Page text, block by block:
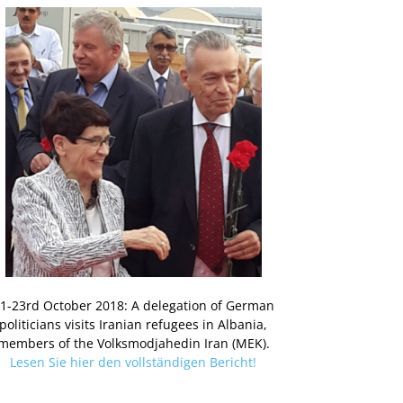
23rd October 2018: A delegation of German
politicians visits Iranian refugees in Albania,
of the Volksmodjahedin Iran (MEK).
Lesen Sie hier den vollständigen Bericht!